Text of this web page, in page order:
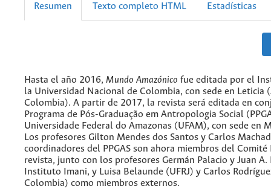
Resumen Texto completo HTML Estadísticas
Hasta el año 2016, Mundo Amazónico fue editada por el
la Universidad Nacional de Colombia, con sede en Leticia
Colombia). A partir de 2017, la revista será editada en
Programa de Pós-Graduação em Antropologia Social
Universidade Federal do Amazonas (UFAM), con sede en
Los profesores Gilton Mendes dos Santos y Carlos
coordinadores del PPGAS son ahora miembros del
revista, junto con los profesores Germán Palacio y Juan A.
Instituto Imani, y Luisa Belaunde (UFRJ) y Carlos
Colombia) como miembros externos.